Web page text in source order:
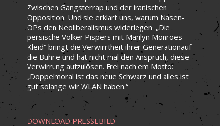
Zwischen Gangsterrap und der iranischen
Opposition. Und sie erklärt uns, warum Nasen-
OPs den Neoliberalismus widerlegen. „Die
persische Volker Pispers mit Marilyn Monroes
Kleid“ bringt die Verwirrtheit ihrer Generationauf
die Bühne und hat nicht mal den Anspruch, diese
Verwirrung aufzulösen. Frei nach em Motto:
„Doppelmoral ist das neue Schwarz und alles ist
gut solange wir WLAN haben.“
DOWNLOAD PRESSEBILD